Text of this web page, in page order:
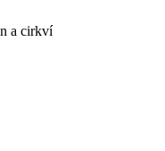
a cirkví